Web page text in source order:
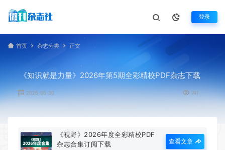
登录
首页 杂志分类 正文
《知识就是力量》2026年第5期全彩精校PDF杂志下载
2026-06-30 741
《视野》2026年度全彩精校PDF
杂志合集订阅下载
查看文章